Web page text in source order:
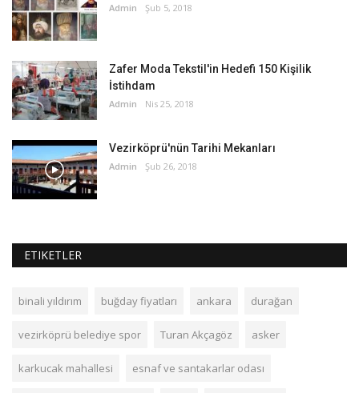
Admin Şub 5, 2018
Zafer Moda Tekstil'in Hedefi 150 Kişilik
İstihdam
Admin Nis 25, 2018
Vezirköprü'nün Tarihi Mekanları
Admin Şub 26, 2018
ETIKETLER
binali yıldırım buğday fiyatları ankara durağan
vezirköprü belediye spor Turan Akçagöz asker
karkucak mahallesi esnaf ve santakarlar odası